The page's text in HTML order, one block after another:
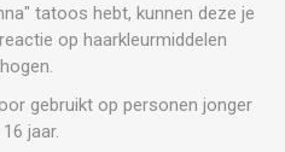
tatoos hebt, kunnen deze je
op haarkleurmiddelen
gebruikt op personen jonger
jaar.